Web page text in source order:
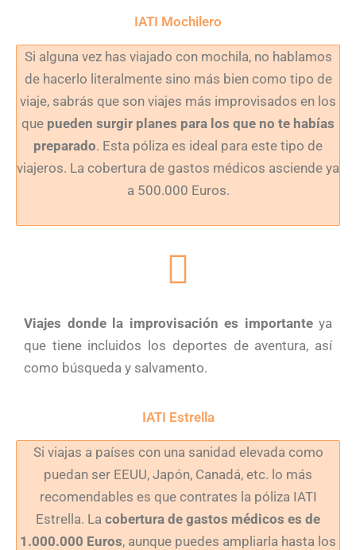
IATI Mochilero
Si alguna vez has viajado con mochila, no hablamos
de hacerlo literalmente sino más bien como tipo de
viaje, sabrás que son viajes más improvisados en los
que pueden surgir planes para los que no te habías
preparado. Esta póliza es ideal para este tipo de
viajeros. La cobertura de gastos médicos asciende ya
a 500.000 Euros.
Viajes donde la improvisación es importanteya
que tiene incluidos los deportes de aventura, así
como búsqueda y salvamento.
IATI Estrella
Si viajas a países con una sanidad elevada como
puedan ser EEUU, Japón, Canadá, etc. lo más
recomendables es que contrates la póliza IATI
Estrella. La cobertura de gastos médicos es de
1.000.000 Euros, aunque puedes ampliarla hasta los